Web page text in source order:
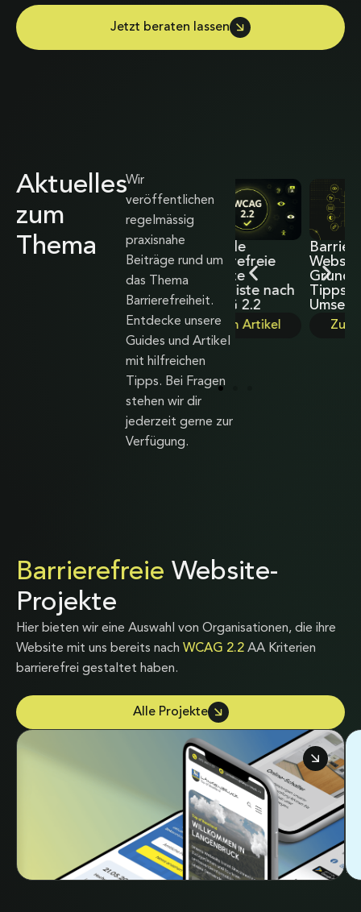
Jetzt beraten lassen
Aktuelles
zum
Thema
Wir
veröffentlichen
regelmässig
praxisnahe
Beiträge rund um
das Thema
Barrierefreiheit.
Entdecke unsere
Guides und Artikel
mit hilfreichen
Tipps. Bei Fragen
stehen wir dir
jederzeit gerne zur
Verfügung.
Unterschied
Aktuelle
barrierefreie
Website
Checkliste nach
WCAG 2.2
Zum Artikel
Barrierefreie
Websites 2025 –
Grundlagen,
Tipps und
Umsetzung
Zum Artikel
Barrierefreie Website-
Projekte
Hier bieten wir eine Auswahl von Organisationen, die ihre
Website mit uns bereits nach WCAG 2.2 AA Kriterien
barrierefrei gestaltet haben.
Alle Projekte